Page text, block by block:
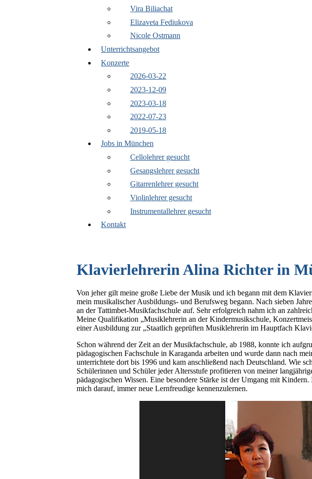
Vira Biliachat
Elizaveta Fediukova
Nicole Ostmann
Unterrichtsangebot
Konzerte
2026-03-22
2023-12-09
2023-03-18
2022-07-23
2019-05-18
Jobs in München
Cellolehrer gesucht
Gesangslehrer gesucht
Gitarrenlehrer gesucht
Violinlehrer gesucht
Instrumentallehrer gesucht
Kontakt
Klavierlehrerin Alina Richter in
Von jeher gilt meine große Liebe der Musik und ich begann mit dem
mein musikalischer Ausbildungs- und Berufsweg begann. Nach sieben
an der Tattimbet-Musikfachschule auf. Sehr erfolgreich nahm ich an
Meine Qualifikation „Musiklehrerin an der Kindermusikschule,
einer Ausbildung zur „Staatlich geprüften Musiklehrerin im Hauptfach
Schon während der Zeit an der Musikfachschule, ab 1988, konnte ich
pädagogischen Fachschule in Karaganda arbeiten und wurde dann nach
unterrichtete dort bis 1996 und kam anschließend nach Deutschland. Wie
Schülerinnen und Schüler jeder Altersstufe profitieren von meiner
pädagogischen Wissen. Eine besondere Stärke ist der Umgang mit
mich darauf, immer neue Lernfreudige kennenzulernen.